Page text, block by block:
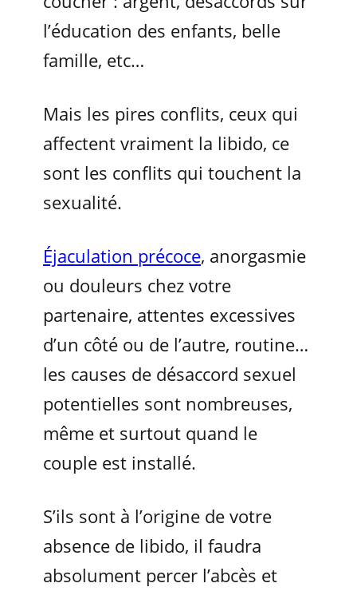
l’éducation des enfants, belle
famille, etc…
Mais les pires conflits, ceux qui
affectent vraiment la libido, ce
sont les conflits qui touchent la
sexualité.
Éjaculation précoce, anorgasmie
ou douleurs chez votre
partenaire, attentes excessives
d’un côté ou de l’autre, routine…
les causes de désaccord sexuel
potentielles sont nombreuses,
même et surtout quand le
couple est installé.
S’ils sont à l’origine de votre
absence de libido, il faudra
absolument percer l’abcès et